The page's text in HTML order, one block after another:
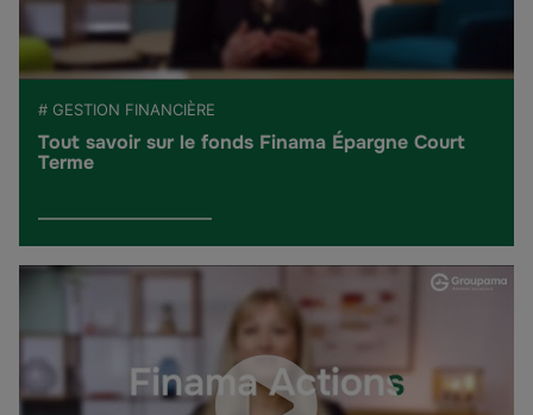
# GESTION FINANCIÈRE
Tout savoir sur le fonds Finama Épargne Court
Terme